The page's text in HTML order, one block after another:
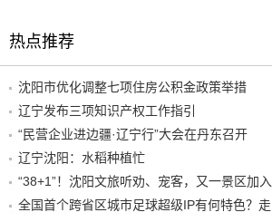
热点推荐
沈阳市优化调整七项住房公积金政策举措
辽宁发布三项知识产权工作指引
“民营企业进边疆·辽宁行”大会在丹东召开
辽宁沈阳：水稻种植忙